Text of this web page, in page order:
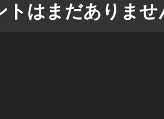
トはまだありませ